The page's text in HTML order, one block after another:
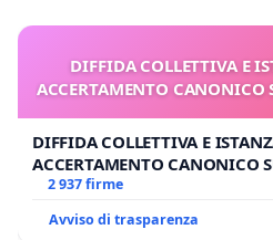
DIFFIDA COLLETTIVA E
ACCERTAMENTO CANONICO
DIFFIDA COLLETTIVA E
ACCERTAMENTO CANONICO
2 937 firme
Avviso di trasparenza